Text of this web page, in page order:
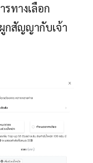
ทางเลือก
กสัญญากับเจ้า